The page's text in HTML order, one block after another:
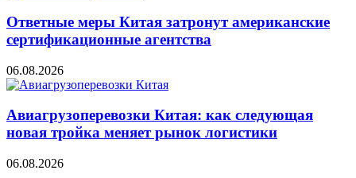
Ответные меры Китая затронут американские
сертификационные агентства
06.08.2026
Авиагрузоперевозки Китая: как следующая
новая тройка меняет рынок логистики
06.08.2026